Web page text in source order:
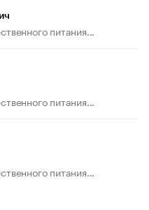
питания...
питания...
питания...